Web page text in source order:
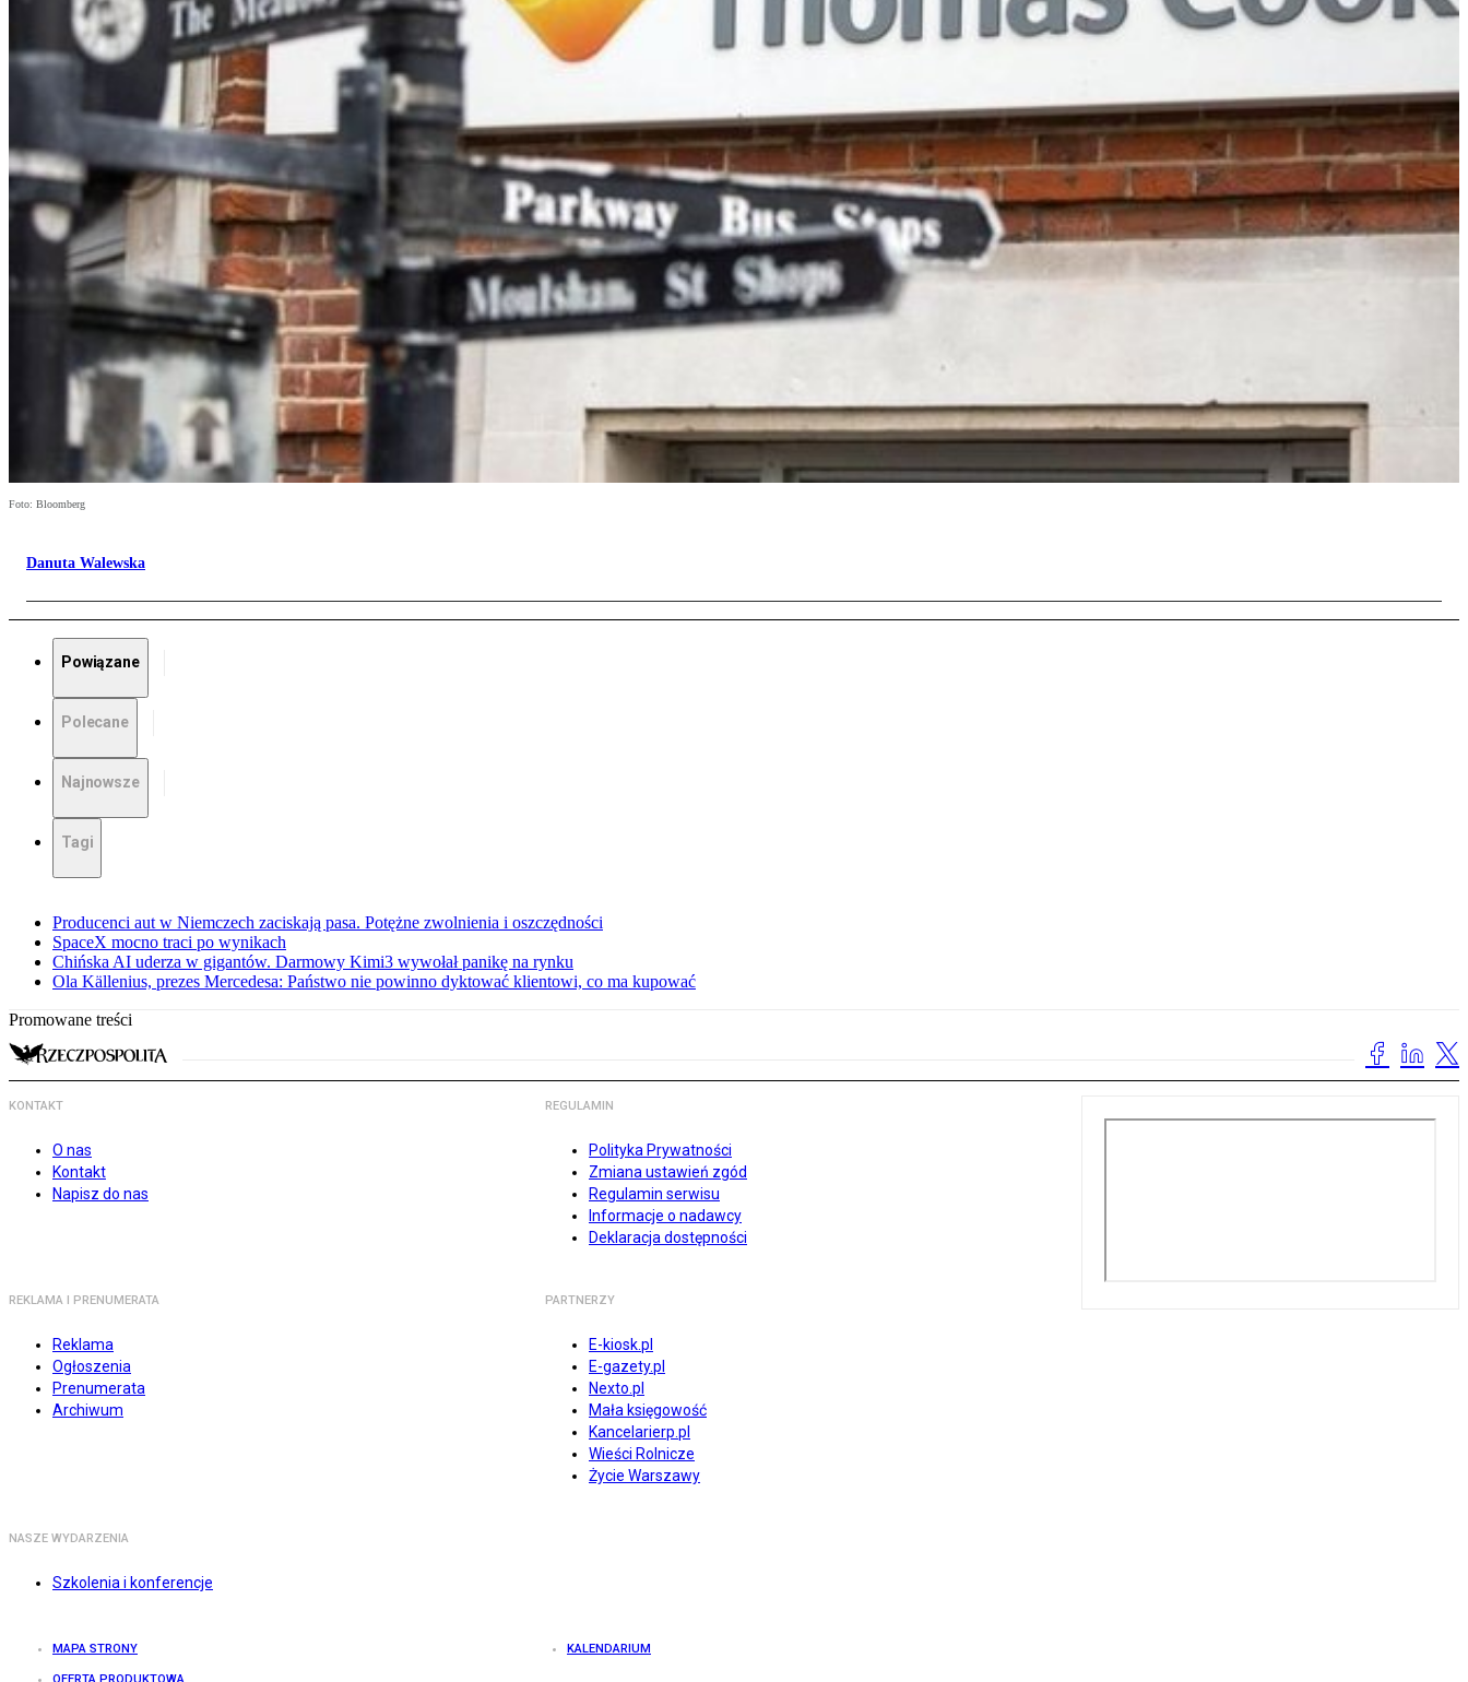
Foto: Bloomberg
Danuta Walewska
Powiązane
Polecane
Najnowsze
Tagi
Producenci aut w Niemczech zaciskają pasa. Potężne zwolnienia i oszczędności
SpaceX mocno traci po wynikach
Chińska AI uderza w gigantów. Darmowy Kimi3 wywołał panikę na rynku
Ola Källenius, prezes Mercedesa: Państwo nie powinno dyktować klientowi, co ma kupować
Promowane treści
KONTAKT
O nas
Kontakt
Napisz do nas
REGULAMIN
Polityka Prywatności
Zmiana ustawień zgód
Regulamin serwisu
Informacje o nadawcy
Deklaracja dostępności
REKLAMA I PRENUMERATA
Reklama
Ogłoszenia
Prenumerata
Archiwum
PARTNERZY
E-kiosk.pl
E-gazety.pl
Nexto.pl
Mała księgowość
Kancelarierp.pl
Wieści Rolnicze
Życie Warszawy
NASZE WYDARZENIA
Szkolenia i konferencje
MAPA STRONY KALENDARIUM